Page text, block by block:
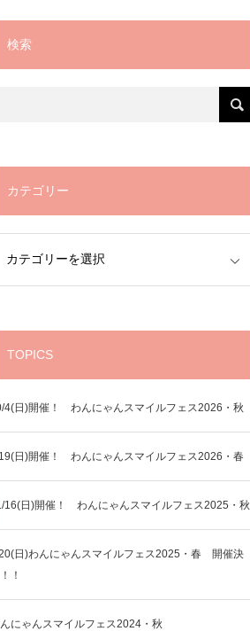
検索
カテゴリー
TOPICS
4(日)開催！ わんにゃんスマイルフェス2026・秋
日)開催！ わんにゃんスマイルフェス2026・春
16(日)開催！ わんにゃんスマイルフェス2025・秋
日)わんにゃんスマイルフェス2025・春 開催決
！
にゃんスマイルフェス2024・秋